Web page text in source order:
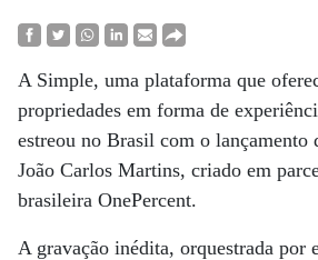
A Simple, uma plataforma que
propriedades em forma de
estreou no Brasil com o lançamento
João Carlos Martins, criado em
brasileira OnePercent.
A gravação inédita, orquestrada por